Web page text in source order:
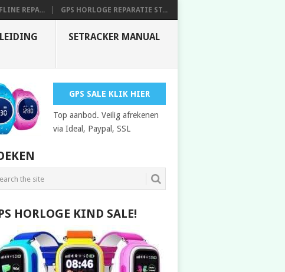
REPA... GPS HORLOGE REPARATIE ST...
SETRACKER MANUAL
GPS SALE KLIK HIER
Top aanbod. Veilig afrekenen
via Ideal, Paypal, SSL
HORLOGE KIND SALE!